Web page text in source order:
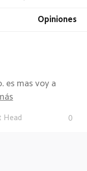
Opiniones
es mas voy a
Head 0